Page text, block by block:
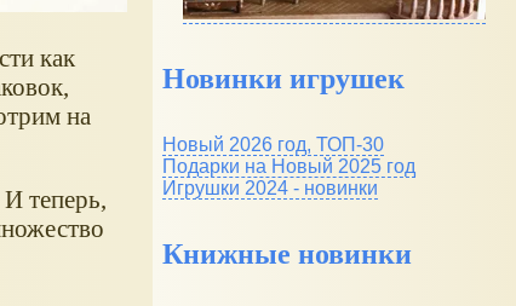
как
на
теперь,
Новинки игрушек
Новый 2026 год, ТОП-30
Подарки на Новый 2025 год
Игрушки 2024 - новинки
Книжные новинки